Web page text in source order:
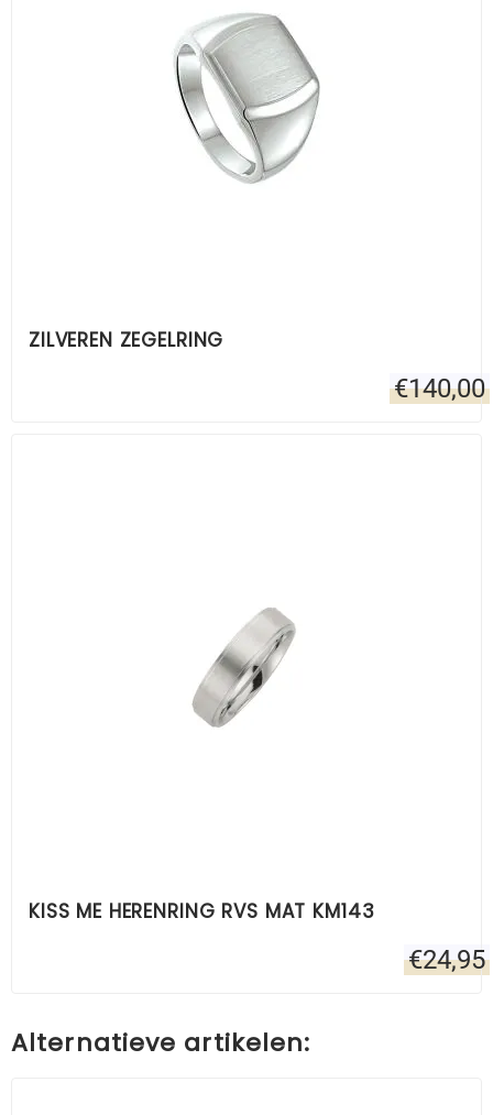
ZILVEREN ZEGELRING
€140,00
KISS ME HERENRING RVS MAT KM143
€24,95
Alternatieve artikelen: